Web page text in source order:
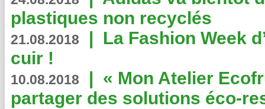
plastiques non recyclés
21.08.2018 | La Fashion Week
cuir !
10.08.2018 | « Mon Atelier
partager des solutions éco-